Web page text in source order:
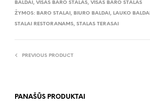
BALDAI , VISAS BARO STALAS, VISAS BARO STALAS
ŽYMOS: BARO STALAI , BIURO BALDAI , LAUKO BALDAI
STALAI RESTORANAMS, STALAS TERASAI
PREVIOUS PRODUCT
PANAŠŪS PRODUKTAI